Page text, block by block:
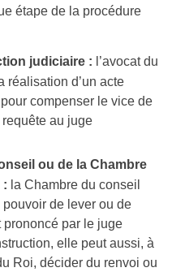
étape de la procédure
judiciaire : l’avocat du
réalisation d’un acte
compenser le vice de
au juge
ou de la Chambre
: la Chambre du conseil
de lever ou de
prononcé par le juge
elle peut aussi, à
Roi, décider du renvoi ou